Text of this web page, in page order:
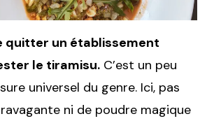
quitter un établissement
le tiramisu. C’est un peu
universel du genre. Ici, pas
ni de poudre magique